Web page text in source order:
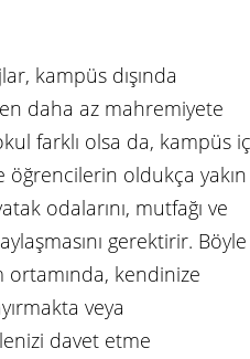
kampüs dışında
daha az mahremiyete
farklı olsa da, kampüs
oldukça yakın
odalarını, mutfağı ve
gerektirir. Böyle
kendinize
veya
davet etme